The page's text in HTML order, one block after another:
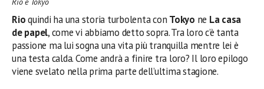
Rioquindi ha una storia turbolenta con Tokyo ne La casa
de papel, come vi abbiamo detto sopra. Tra loro c’è tanta
passione ma lui sogna una vita più tranquilla mentre lei è
una testa calda. Come andrà a finire tra loro? Il loro epilogo
viene svelato nella prima parte dell’ultima stagione.